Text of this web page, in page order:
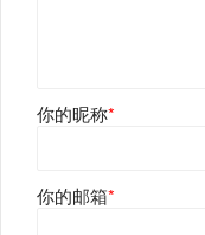
你的昵称*
你的邮箱*